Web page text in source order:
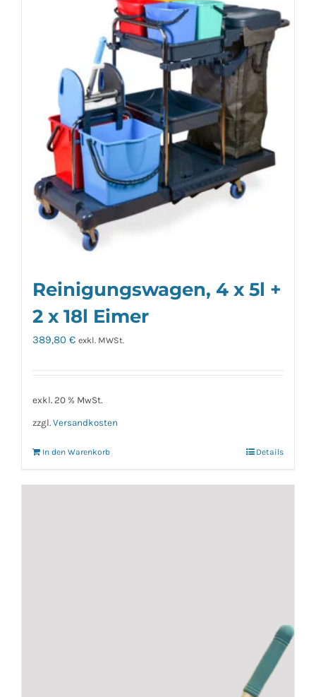
Reinigungswagen, 4 x 5l +
2 x 18l Eimer
389,80 € exkl. MWSt.
exkl. 20 % MwSt.
zzgl. Versandkosten
In den Warenkorb Details